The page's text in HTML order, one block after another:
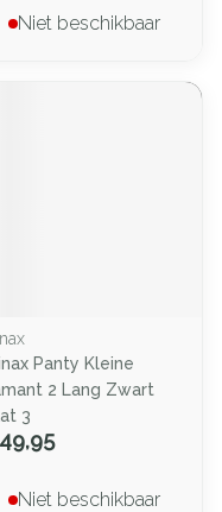
Niet beschikbaar
Panty Kleine
2 Lang Zwart
3
Niet beschikbaar